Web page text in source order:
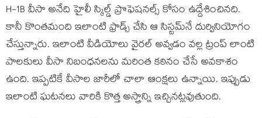
H-1B వీసా అనేది హైలీ స్కిల్డ్ ప్రొఫెషనల్స్ కోసం ఉద్దేశించినది.
కానీ కొంతమంది ఇలాంటి ఫ్రాడ్స్ చేసి ఆ సిస్టమ్‌నే దుర్వినియోగం
చేస్తున్నారు. ఇలాంటి వీడియోలు వైరల్ అవ్వడం వల్ల ట్రంప్ లాంటి
పాలకులు వీసా నిబంధనలను మరింత కఠినం చేసే అవకాశం
ఉంది. ఇప్పటికే వీసాల జారీలో చాలా ఆంక్షలు ఉన్నాయి. ఇప్పుడు
ఇలాంటి ఘటనలు వారికి కొత్త అస్త్రాన్ని ఇచ్చినట్లవుతుంది.